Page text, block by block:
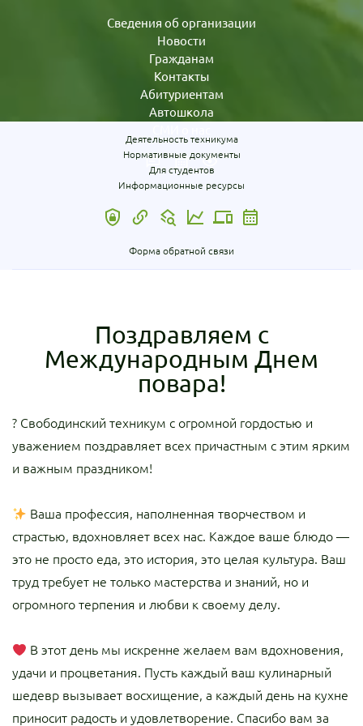
Сведения об организации
Новости
Гражданам
Контакты
Абитуриентам
Автошкола
Деятельность техникума
Нормативные документы
Для студентов
Информационные ресурсы
Форма обратной связи
Поздравляем с
Международным Днем
повара!
? Свободинский техникум с огромной гордостью и
уважением поздравляет всех причастным с этим ярким
и важным праздником!
Ваша профессия, наполненная творчеством и
страстью, вдохновляет всех нас. Каждое ваше блюдо —
это не просто еда, это история, это целая культура. Ваш
труд требует не только мастерства и знаний, но и
огромного терпения и любви к своему делу.
В этот день мы искренне желаем вам вдохновения,
удачи и процветания. Пусть каждый ваш кулинарный
шедевр вызывает восхищение, а каждый день на кухне
приносит радость и удовлетворение. Спасибо вам за